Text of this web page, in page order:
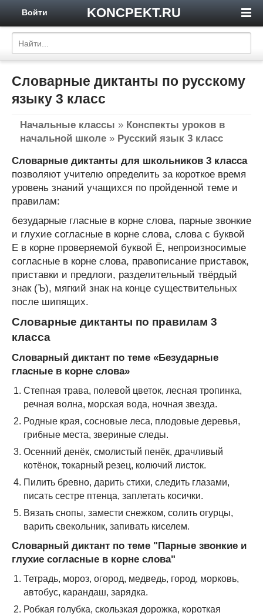
KONCPEKT.RU
Войти
Словарные диктанты по русскому
языку 3 класс
Начальные классы » Конспекты уроков в
начальной школе » Русский язык 3 класс
Словарные диктанты для школьников 3 класса
позволяют учителю определить за короткое время
уровень знаний учащихся по пройденной теме и
правилам:
безударные гласные в корне слова, парные звонкие
и глухие согласные в корне слова, слова с буквой
Е в корне проверяемой буквой Ё, непроизносимые
согласные в корне слова, правописание приставок,
приставки и предлоги, разделительный твёрдый
знак (Ъ), мягкий знак на конце существительных
после шипящих.
Словарные диктанты по правилам 3
класса
Словарный диктант по теме «Безударные
гласные в корне слова»
Степная трава, полевой цветок, лесная тропинка,
речная волна, морская вода, ночная звезда.
Родные края, сосновые леса, плодовые деревья,
грибные места, звериные следы.
Осенний денёк, смолистый пенёк, драчливый
котёнок, токарный резец, колючий листок.
Пилить бревно, дарить стихи, следить глазами,
писать сестре птенца, заплетать косички.
Вязать снопы, замести снежком, солить огурцы,
варить свекольник, запивать киселем.
Словарный диктант по теме "Парные звонкие и
глухие согласные в корне слова"
Тетрадь, мороз, огород, медведь, город, морковь,
автобус, карандаш, зарядка.
Робкая голубка, скользкая дорожка, короткая